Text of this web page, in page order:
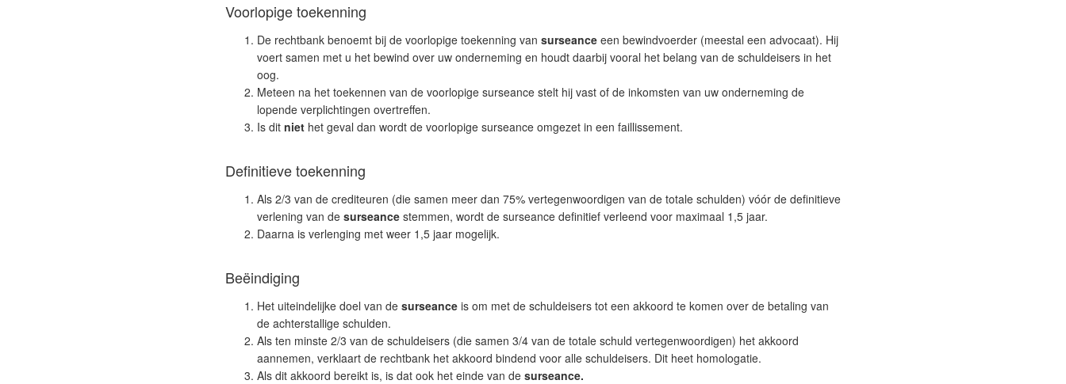
Voorlopigetoekenning
De rechtbank benoemt bij de voorlopige toekenning van surseanceeen bewindvoerder (meestal een advocaat). Hij
voert samen met u het bewind over uw onderneming en houdt daarbij vooral het belang van de schuldeisers in het
oog.
Meteen na het toekennen van de voorlopige surseance stelt hij vast of de inkomsten van uw onderneming de
lopende verplichtingen overtreffen.
Is dit niethet geval dan wordt de voorlopige surseance omgezet in een faillissement.
Definitieve toekenning
Als 2/3 van de crediteuren (die samen meer dan 75% vertegenwoordigen van de totale schulden) vóór de definitieve
verlening van de surseancestemmen, wordt de surseance definitief verleend voor maximaal 1,5 jaar.
Daarna is verlenging met weer 1,5 jaar mogelijk.
Beëindiging
Het uiteindelijke doel van de surseanceis om met de schuldeisers tot een akkoord te komen over de betaling van
de achterstallige schulden.
Als ten minste 2/3 van de schuldeisers (die samen 3/4 van de totale schuld vertegenwoordigen) het akkoord
aannemen, verklaart de rechtbank het akkoord bindend voor alle schuldeisers. Dit heet homologatie.
Als dit akkoord bereikt is, is dat ook het einde van de surseance.